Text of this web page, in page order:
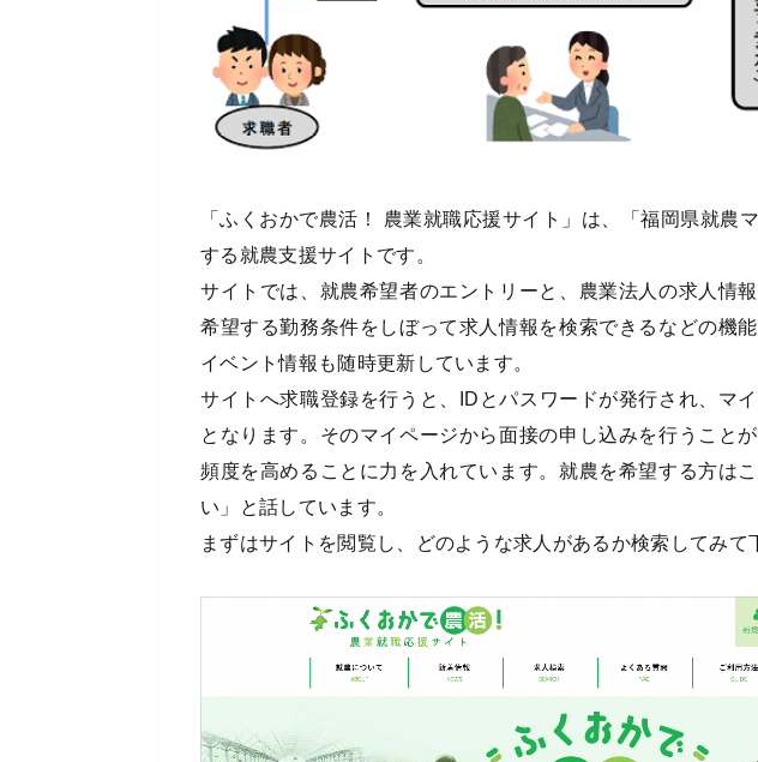
「ふくおかで農活！ 農業就職応援サイト」は、「福岡県就農
する就農支援サイトです。
サイトでは、就農希望者のエントリーと、農業法人の求人情
希望する勤務条件をしぼって求人情報を検索できるなどの機
イベント情報も随時更新しています。
サイトへ求職登録を行うと、IDとパスワードが発行され、マ
となります。そのマイページから面接の申し込みを行うこと
頻度を高めることに力を入れています。就農を希望する方は
い」と話しています。
まずはサイトを閲覧し、どのような求人があるか検索してみて